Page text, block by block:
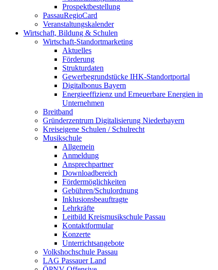
Prospektbestellung
PassauRegioCard
Veranstaltungskalender
Wirtschaft, Bildung & Schulen
Wirtschaft-Standortmarketing
Aktuelles
Förderung
Strukturdaten
Gewerbegrundstücke IHK-Standortportal
Digitalbonus Bayern
Energieeffizienz und Erneuerbare Energien in
Unternehmen
Breitband
Gründerzentrum Digitalisierung Niederbayern
Kreiseigene Schulen / Schulrecht
Musikschule
Allgemein
Anmeldung
Ansprechpartner
Downloadbereich
Fördermöglichkeiten
Gebühren/Schulordnung
Inklusionsbeauftragte
Lehrkräfte
Leitbild Kreismusikschule Passau
Kontaktformular
Konzerte
Unterrichtsangebote
Volkshochschule Passau
LAG Passauer Land